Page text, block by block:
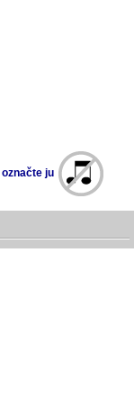
označte ju